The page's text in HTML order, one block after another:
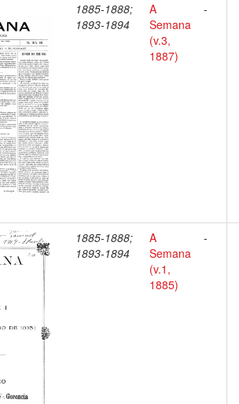
1885-1888;
1893-1894
A
Semana
(v.3,
1887)
-
1885-1888;
1893-1894
A
Semana
(v.1,
1885)
-